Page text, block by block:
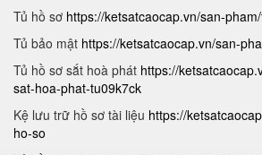
Tủ hồ sơ https://ketsatcaocap.vn/san-
Tủ bảo mật https://ketsatcaocap.vn/san-
Tủ hồ sơ sắt hoà phát https://
sat-hoa-phat-tu09k7ck
Kệ lưu trữ hồ sơ tài liệu https://
ho-so